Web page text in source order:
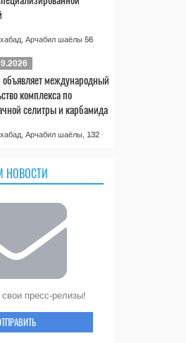
Арчабил шаёлы 56
международный
комплекса по
селитры и карбамида
Арчабил шаёлы, 132
НОВОСТИ
свои пресс-релизы!